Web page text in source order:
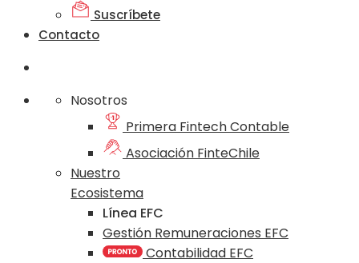
Suscríbete
Contacto
Nosotros
Primera Fintech Contable
Asociación FinteChile
Nuestro
Ecosistema
Línea EFC
Gestión Remuneraciones EFC
Contabilidad EFC